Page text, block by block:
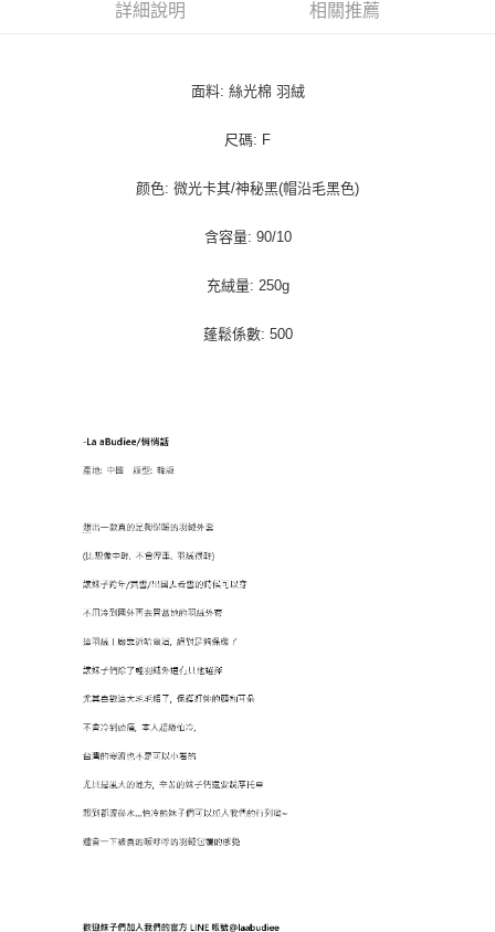
每筆NT$100，滿NT$1,000(含以上)免運費
詳細說明 相關推薦
面料: 絲光棉 羽絨
尺碼: F
颜色: 微光卡其/神秘黑(帽沿毛黑色)
含容量: 90/10
充絨量: 250g
蓬鬆係數: 500